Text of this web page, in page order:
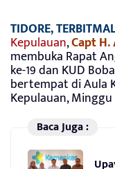
TIDORE,
Kepulauan,Capt
membuka Rapat
ke-19 dan KUD
bertempat di Aula
Kepulauan, Minggu
Baca Juga :